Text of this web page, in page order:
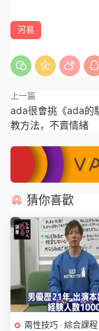
河易
上一篇
ada很會挑《ada的
教方法，不賣情緒
猜你喜歡
兩性技巧 · 綜合課程